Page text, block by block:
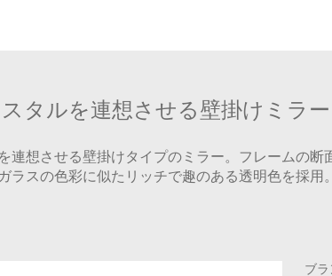
タルを連想させる壁掛けミラー
連想させる壁掛けタイプのミラー。フレームの
ラスの色彩に似たリッチで趣のある透明色を採用。
ブラ